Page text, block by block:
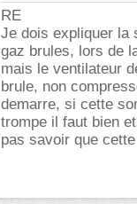
RE
Je dois expliquer la
gaz brules, lors de
mais le ventilateur
brule, non
demarre, si cette
trompe il faut bien
pas savoir que